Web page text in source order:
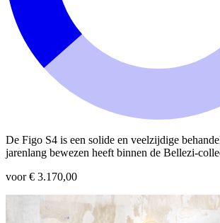
De Figo S4 is een solide en veelzijdige
jarenlang bewezen heeft binnen de Bellezi-
voor € 3.170,00